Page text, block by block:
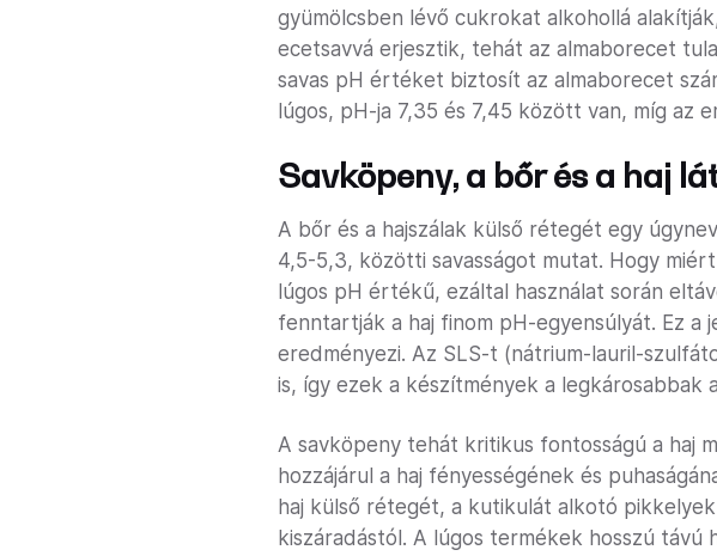
gyümölcsben lévő cukrokat alkohollá
ecetsavvá erjesztik, tehát az almaborecet
savas pH értéket biztosít az almaborecet
lúgos, pH-ja 7,35 és 7,45 között van, míg az
Savköpeny, a bőr és a haj
A bőr és a hajszálak külső rétegét egy
4,5-5,3, közötti savasságot mutat. Hogy
lúgos pH értékű, ezáltal használat során
fenntartják a haj finom pH-egyensúlyát. Ez a
eredményezi. Az SLS-t (nátrium-lauril-
is, így ezek a készítmények a legkárosabbak
A savköpeny tehát kritikus fontosságú a haj
hozzájárul a haj fényességének és
haj külső rétegét, a kutikulát alkotó
kiszáradástól. A lúgos termékek hosszú